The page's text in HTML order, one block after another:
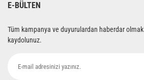
E-BÜLTEN
Tüm kampanya ve duyurulardan haberdar
kaydolunuz.